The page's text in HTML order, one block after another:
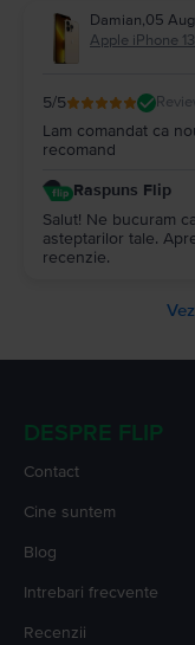
Damian,05
Apple iPhone
5/5
Lam comandat ca
recomand
Raspuns Flip
Salut! Ne bucuram
asteptarilor tale.
recenzie.
DESPRE FLIP
Contact
Cine suntem
Blog
Intrebari frecvente
Recenzii